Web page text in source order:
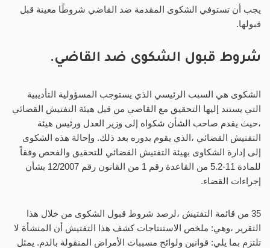
يجب أن تستوفي الشكوى المقدمة ضد القاضي شروطًا معينة قبل
قبولها.
شروط قبول الشكوى ضد القاضي.
الشكوى هي السبب الرئيسي الذي يستوجب المسؤولية التأديبية
التي يستند إليها التحقيق مع القاضي من قبل هيئة التفتيش القضائي
،حيث يقدم صاحب الشأن شكواه إلى وزير العدل ورئيس هيئة
التفتيش القضائي ،الذي يقوم بدوره بعد ذلك. وإحالة هذه الشكوى
إلى إدارة الشكاوى بهيئة التفتيش القضائي للتحقيق والفحص وفقاً
للمادة 11-5.2 من القاعدة رقم 1 من القانون رقم 12/2007 بشأن
إجراءات القضاء.
35 من قائمة التفتيش ،لرصد شروط قبول الشكوى من خلال هذا
التقرير ،وهي: ملخص الاستنتاجات كشف هذا التفتيش أن المنشأة لا
تلتزم بما يلي: قوانين ولوائح مسببات الأمراض المنقولة بالدم. يمثل